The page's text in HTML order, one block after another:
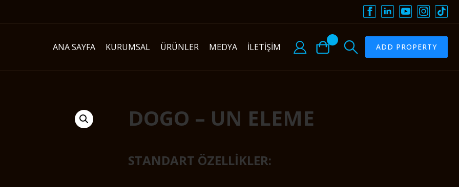
ANA SAYFA KURUMSAL ÜRÜNLER MEDYA İLETİŞİM ADD PROPERTY
DOGO – UN ELEME
STANDART ÖZELLİKLER: